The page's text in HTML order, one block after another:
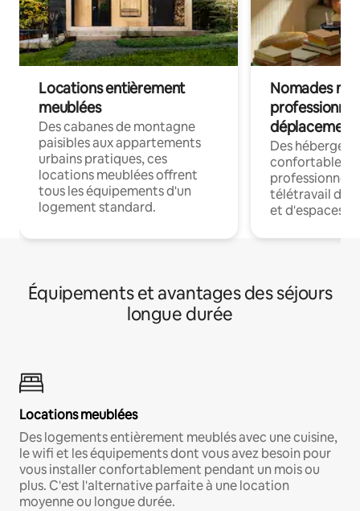
Locations entièrement
meublées
Des cabanes de montagne
paisibles aux appartements
urbains pratiques, ces
locations meublées offrent
tous les équipements d'un
logement standard.
Nomades
déplacement
Des
confortables
professionnels
télétravail
et d'espaces
Équipements et avantages des séjours
longue durée
Locations meublées
Des logements entièrement meublés avec une cuisine,
le wifi et les équipements dont vous avez besoin pour
vous installer confortablement pendant un mois ou
plus. C'est l'alternative parfaite à une location
moyenne ou longue durée.